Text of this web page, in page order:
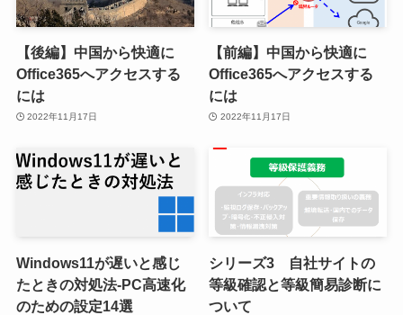
【後編】中国から快適に
Office365へアクセスする
には
2022年11月17日
【前編】中国から快適に
Office365へアクセスする
には
2022年11月17日
Windows11が遅いと感じ
たときの対処法-PC高速化
のための設定14選
シリーズ3 自社サイトの
等級確認と等級簡易診断に
ついて